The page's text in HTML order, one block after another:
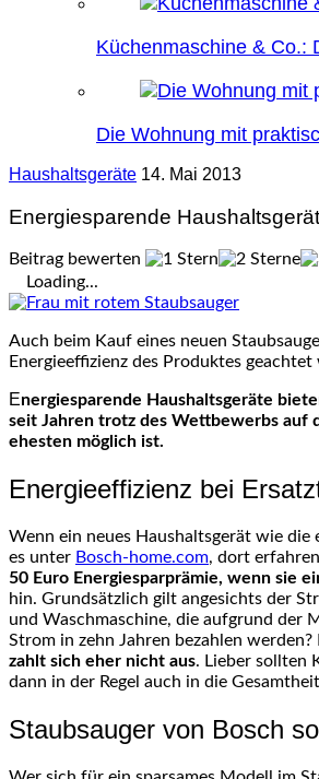
Küchenmaschine & Co.:
Die Wohnung mit
Haushaltsgeräte 14. Mai 2013
Energiesparende
Beitrag bewerten
Loading...
Auch beim Kauf eines neuen
Energieeffizienz des Produktes geachtet
Energiesparende Haushaltsgeräte bieten die großen Markenhersteller an, die zudem mit ihrem Service wie durch die Ersatzteile Staubsauger von Bosch glänzen. Die Strompreise steigen
seit Jahren trotz des Wettbewerbs auf
ehesten möglich ist.
Energieeffizienz bei
Wenn ein neues Haushaltsgerät wie
es unter Bosch-home.com, dort
50 Euro Energiesparprämie, wenn sie
hin. Grundsätzlich gilt angesichts der
und Waschmaschine, die aufgrund der
Strom in zehn Jahren bezahlen
zahlt sich eher nicht aus. Lieber sollten
dann in der Regel auch in die
Staubsauger von Bosch